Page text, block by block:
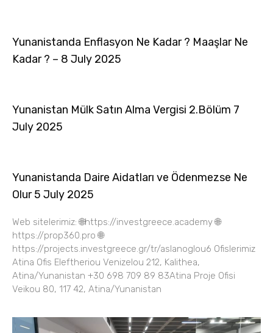
Yunanistanda Enflasyon Ne Kadar ? Maaşlar Ne
Kadar ? – 8 July 2025
Yunanistan Mülk Satın Alma Vergisi 2.Bölüm 7
July 2025
Yunanistanda Daire Aidatları ve Ödenmezse Ne
Olur 5 July 2025
Web sitelerimiz: 🌐https://investgreece.academy 🌐
https://prop360.pro 🌐
https://projects.investgreece.gr/tr/aslanoglou6 Ofislerimiz
Atina Ofis Eleftheriou Venizelou 212, Kalithea,
Atina/Yunanistan +30 698 709 89 83Atina Proje Ofisi
Veikou 80, 117 42, Atina/Yunanistan